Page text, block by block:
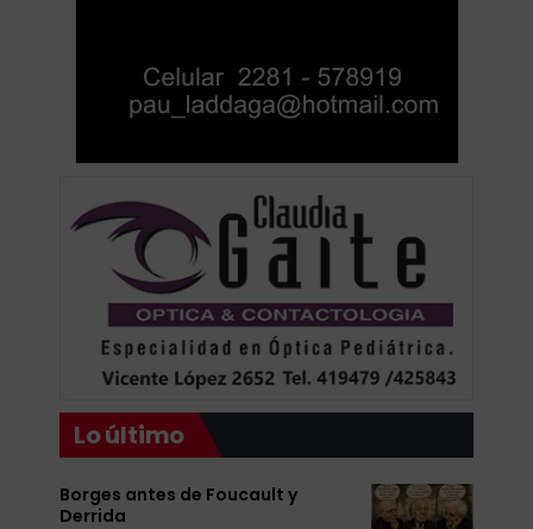
Lo último
Borges antes de Foucault y
Derrida